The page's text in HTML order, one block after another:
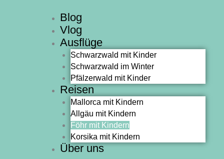
Blog
Vlog
Ausflüge
Schwarzwald mit Kinder
Schwarzwald im Winter
Pfälzerwald mit Kinder
Reisen
Mallorca mit Kindern
Allgäu mit Kindern
Föhr mit Kindern
Korsika mit Kindern
Über uns